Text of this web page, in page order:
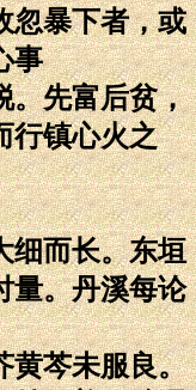
忽暴下者，或
事
。先富后贫，
行镇心火之
细而长。东垣
量。丹溪每论
黄芩未服良。